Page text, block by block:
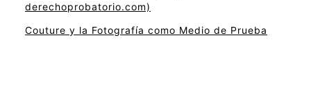
derechoprobatorio.com)
Couture y la Fotografía como Medio de Prueba